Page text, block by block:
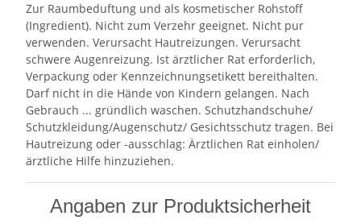
Zur Raumbeduftung und als kosmetischer Rohstoff
(Ingredient). Nicht zum Verzehr geeignet. Nicht pur
verwenden. Verursacht Hautreizungen. Verursacht
schwere Augenreizung. Ist ärztlicher Rat erforderlich,
Verpackung oder Kennzeichnungsetikett bereithalten.
Darf nicht in die Hände von Kindern gelangen. Nach
Gebrauch ... gründlich waschen. Schutzhandschuhe/
Schutzkleidung/Augenschutz/ Gesichtsschutz tragen. Bei
Hautreizung oder -ausschlag: Ärztlichen Rat einholen/
ärztliche Hilfe hinzuziehen.
Angaben zur Produktsicherheit